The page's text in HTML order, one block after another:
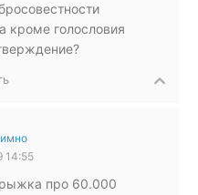
кроме голословия
14:55
про 60.000